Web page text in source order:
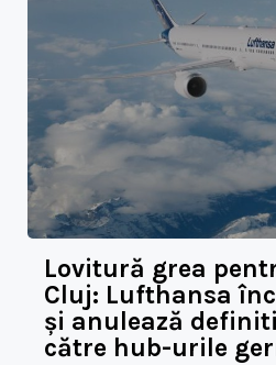
Lovitură grea
Cluj: Lufthansa
și anulează
către hub-urile